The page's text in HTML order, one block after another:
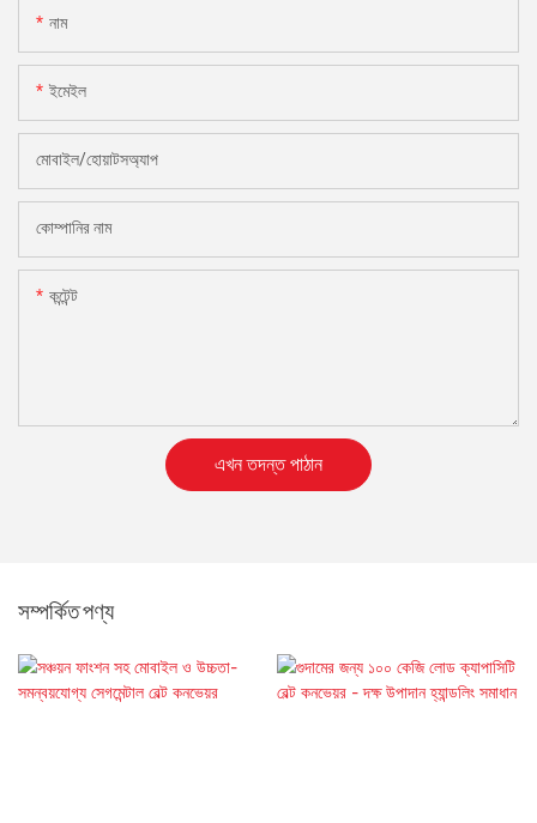
নাম
ইমেইল
মোবাইল/হোয়াটসঅ্যাপ
কোম্পানির নাম
কন্টেন্ট
এখন তদন্ত পাঠান
সম্পর্কিত পণ্য